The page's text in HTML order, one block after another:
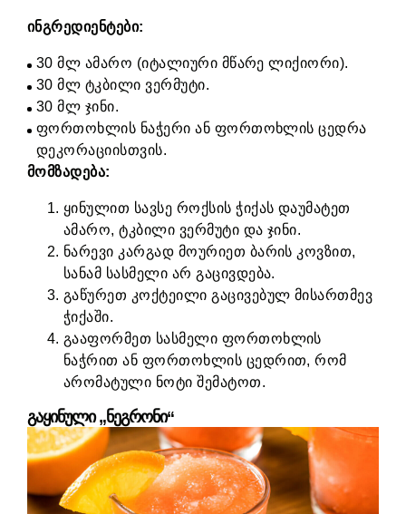
ინგრედიენტები:
30 მლ ამარო (იტალიური მწარე ლიქიორი).
30 მლ ტკბილი ვერმუტი.
30 მლ ჯინი.
ფორთოხლის ნაჭერი ან ფორთოხლის ცედრა
დეკორაციისთვის.
მომზადება:
ყინულით სავსე როქსის ჭიქას დაუმატეთ
ამარო, ტკბილი ვერმუტი და ჯინი.
ნარევი კარგად მოურიეთ ბარის კოვზით,
სანამ სასმელი არ გაცივდება.
გაწურეთ კოქტეილი გაცივებულ მისართმევ
ჭიქაში.
გააფორმეთ სასმელი ფორთოხლის
ნაჭრით ან ფორთოხლის ცედრით, რომ
არომატული ნოტი შემატოთ.
გაყინული „ნეგრონი“